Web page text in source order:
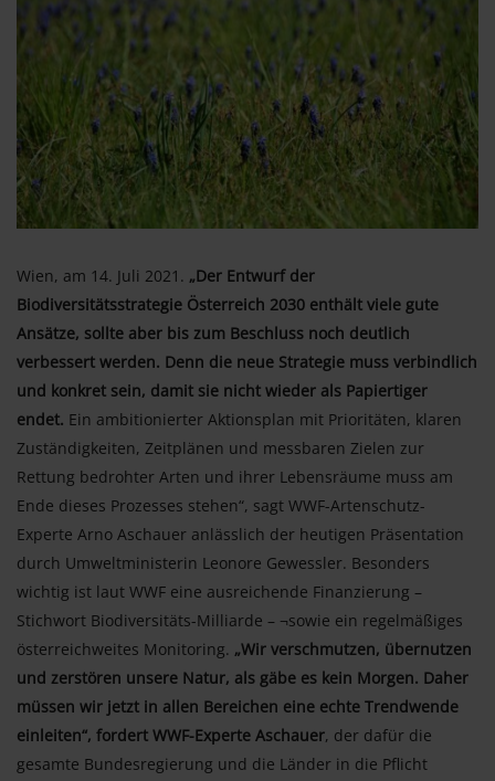
Wien, am 14. Juli 2021. „Der Entwurf der
Biodiversitätsstrategie Österreich 2030 enthält viele gute
Ansätze, sollte aber bis zum Beschluss noch deutlich
verbessert werden. Denn die neue Strategie muss verbindlich
und konkret sein, damit sie nicht wieder als Papiertiger
endet. Ein ambitionierter Aktionsplan mit Prioritäten, klaren
Zuständigkeiten, Zeitplänen und messbaren Zielen zur
Rettung bedrohter Arten und ihrer Lebensräume muss am
Ende dieses Prozesses stehen“, sagt WWF-Artenschutz-
Experte Arno Aschauer anlässlich der heutigen Präsentation
durch Umweltministerin Leonore Gewessler. Besonders
wichtig ist laut WWF eine ausreichende Finanzierung –
Stichwort Biodiversitäts-Milliarde – ¬sowie ein regelmäßiges
österreichweites Monitoring. „Wir verschmutzen, übernutzen
und zerstören unsere Natur, als gäbe es kein Morgen. Daher
müssen wir jetzt in allen Bereichen eine echte Trendwende
einleiten“, fordert WWF-Experte Aschauer, der dafür die
gesamte Bundesregierung und die Länder in die Pflicht